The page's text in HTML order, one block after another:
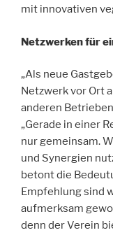
mit innovativen
Netzwerken für
„Als neue
Netzwerk vor Ort
anderen
„Gerade in einer
nur gemeinsam.
und Synergien
betont die
Empfehlung sind
aufmerksam
denn der Verein